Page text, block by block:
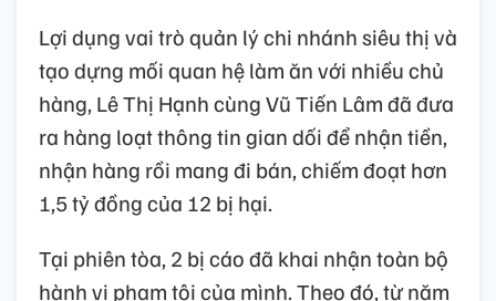
Lợi dụng vai trò quản lý chi nhánh siêu thị và
tạo dựng mối quan hệ làm ăn với nhiều chủ
hàng, Lê Thị Hạnh cùng Vũ Tiến Lâm đã đưa
ra hàng loạt thông tin gian dối để nhận tiền,
nhận hàng rồi mang đi bán, chiếm đoạt hơn
1,5 tỷ đồng của 12 bị hại.
Tại phiên tòa, 2 bị cáo đã khai nhận toàn bộ
hành vi phạm tội của mình. Theo đó, từ năm